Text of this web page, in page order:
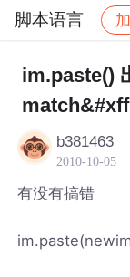
脚本语言
社区 脚本语
im.paste()
b381463
2010-10-05
有没有搞错